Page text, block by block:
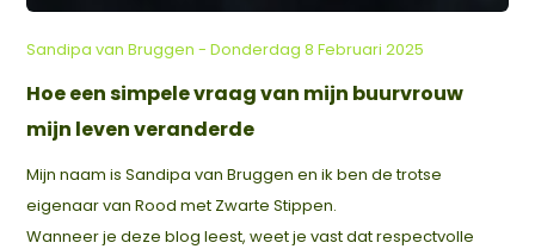
Sandipa van Bruggen - Donderdag 8 Februari 2025
Hoe een simpele vraag van mijn buurvrouw
mijn leven veranderde
Mijn naam is Sandipa van Bruggen en ik ben de trotse
eigenaar van Rood met Zwarte Stippen.
Wanneer je deze blog leest, weet je vast dat respectvolle